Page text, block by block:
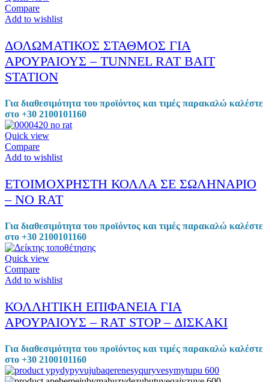
Compare
Add to wishlist
ΔΟΛΩΜΑΤΙΚΟΣ ΣΤΑΘΜΟΣ ΓΙΑ
ΑΡΟΥΡΑΙΟΥΣ – TUNNEL RAT BAIT
STATION
Για διαθεσιμότητα του προϊόντος και τιμές παρακαλώ καλέστε
στο +30 2100101160
Quick view
Compare
Add to wishlist
ΕΤΟΙΜΟΧΡΗΣΤΗ ΚΟΛΛΑ ΣΕ ΣΩΛΗΝΑΡΙΟ
– NO RAT
Για διαθεσιμότητα του προϊόντος και τιμές παρακαλώ καλέστε
στο +30 2100101160
Quick view
Compare
Add to wishlist
ΚΟΛΛΗΤΙΚΗ ΕΠΙΦΑΝΕΙΑ ΓΙΑ
ΑΡΟΥΡΑΙΟΥΣ – RAT STOP – ΔΙΣΚΑΚΙ
Για διαθεσιμότητα του προϊόντος και τιμές παρακαλώ καλέστε
στο +30 2100101160